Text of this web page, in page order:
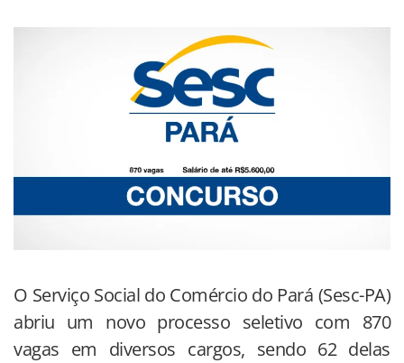
O Serviço Social do Comércio do Pará (Sesc-PA)
abriu um novo processo seletivo com 870
vagas em diversos cargos, sendo 62 delas